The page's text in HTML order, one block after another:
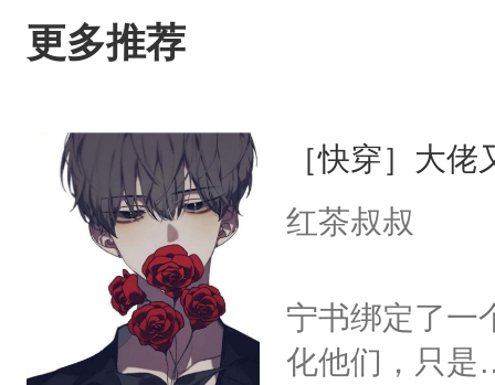
更多推荐
［快穿］大
红茶叔叔
宁书绑定了一
化他们，只是